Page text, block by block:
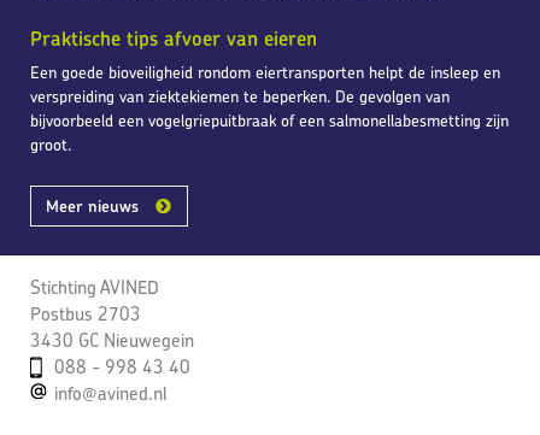
Praktische tips afvoer van eieren
Een goede bioveiligheid rondom eiertransporten helpt de insleep en
verspreiding van ziektekiemen te beperken. De gevolgen van
bijvoorbeeld een vogelgriepuitbraak of een salmonellabesmetting zijn
groot.
Meer nieuws
Stichting AVINED
Postbus 2703
3430 GC Nieuwegein
088 - 998 43 40
info@avined.nl